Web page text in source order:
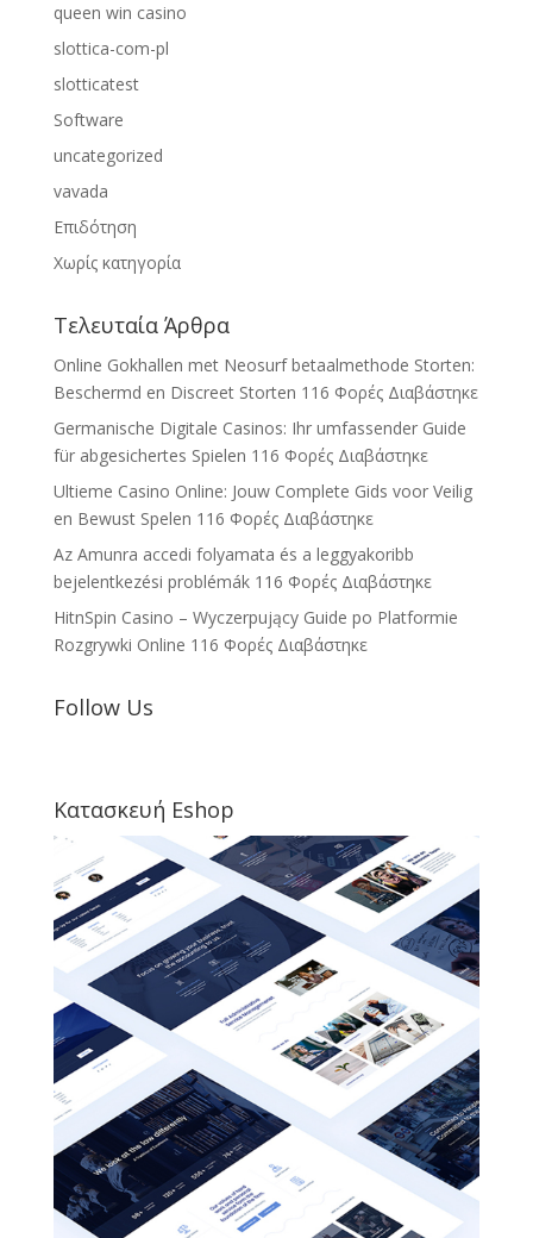
queen win casino
slottica-com-pl
slotticatest
Software
uncategorized
vavada
Επιδότηση
Χωρίς κατηγορία
Τελευταία Άρθρα
Online Gokhallen met Neosurf betaalmethode Storten:
Beschermd en Discreet Storten 116 Φορές Διαβάστηκε
Germanische Digitale Casinos: Ihr umfassender Guide
für abgesichertes Spielen 116 Φορές Διαβάστηκε
Ultieme Casino Online: Jouw Complete Gids voor Veilig
en Bewust Spelen 116 Φορές Διαβάστηκε
Az Amunra accedi folyamata és a leggyakoribb
bejelentkezési problémák 116 Φορές Διαβάστηκε
HitnSpin Casino – Wyczerpujący Guide po Platformie
Rozgrywki Online 116 Φορές Διαβάστηκε
Follow Us
Κατασκευή Eshop